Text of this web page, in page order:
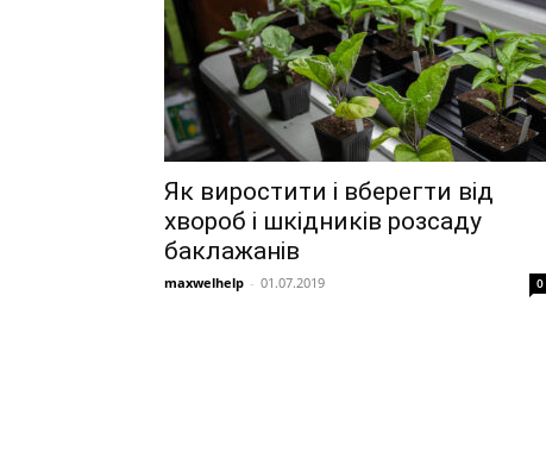
Як виростити і вберегти від
хвороб і шкідників розсаду
баклажанів
maxwelhelp - 01.07.2019 0